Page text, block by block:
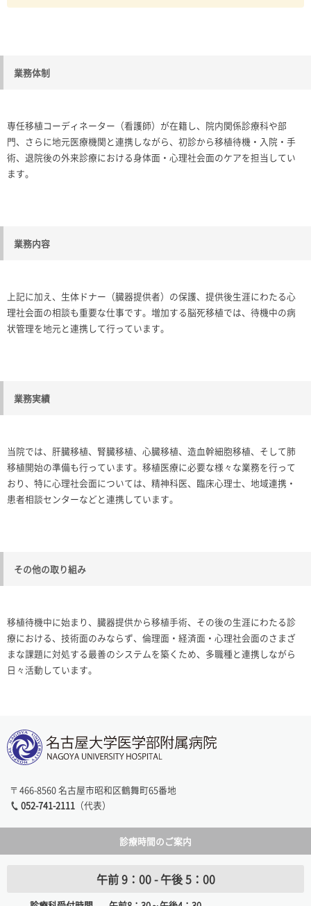
業務体制
専任移植コーディネーター（看護師）が在籍し、院内関係診療科や部
門、さらに地元医療機関と連携しながら、初診から移植待機・入院・手
術、退院後の外来診療における身体面・心理社会面のケアを担当してい
ます。
業務内容
上記に加え、生体ドナー（臓器提供者）の保護、提供後生涯にわたる心
理社会面の相談も重要な仕事です。増加する脳死移植では、待機中の病
状管理を地元と連携して行っています。
業務実績
当院では、肝臓移植、腎臓移植、心臓移植、造血幹細胞移植、そして肺
移植開始の準備も行っています。移植医療に必要な様々な業務を行って
おり、特に心理社会面については、精神科医、臨床心理士、地域連携・
患者相談センターなどと連携しています。
その他の取り組み
移植待機中に始まり、臓器提供から移植手術、その後の生涯にわたる診
療における、技術面のみならず、倫理面・経済面・心理社会面のさまざ
まな課題に対処する最善のシステムを築くため、多職種と連携しながら
日々活動しています。
〒466-8560 名古屋市昭和区鶴舞町65番地
052-741-2111 （代表）
診療時間のご案内
午前 9：00 - 午後 5：00